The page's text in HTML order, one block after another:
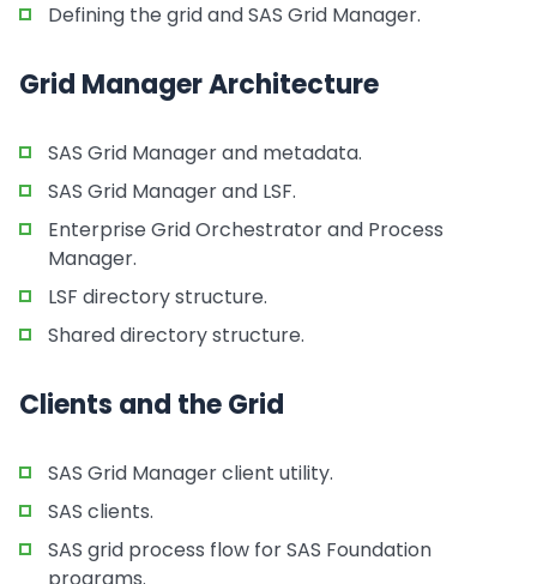
Defining the grid and SAS Grid Manager.
Grid Manager Architecture
SAS Grid Manager and metadata.
SAS Grid Manager and LSF.
Enterprise Grid Orchestrator and Process
Manager.
LSF directory structure.
Shared directory structure.
Clients and the Grid
SAS Grid Manager client utility.
SAS clients.
SAS grid process flow for SAS Foundation